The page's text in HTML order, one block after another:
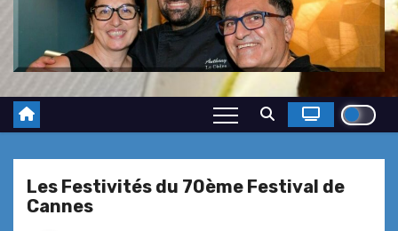
Les Festivités du 70ème Festival de
Cannes